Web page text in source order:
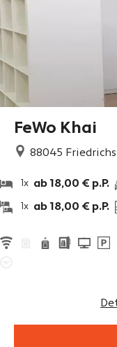
FeWo Khai
88045
1x ab 18,00 € p.P.
1x ab 18,00 € p.P.